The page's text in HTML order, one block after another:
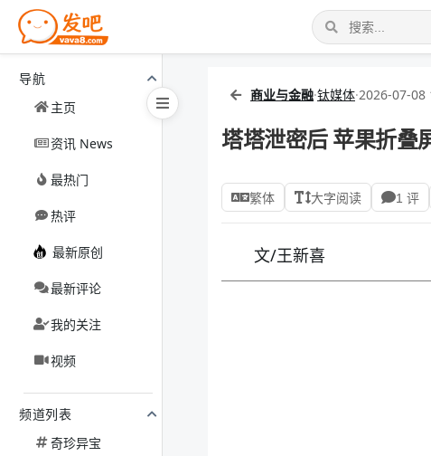
导航
主页
资讯 News
最热门
热评
最新原创
最新评论
我的关注
视频
频道列表
奇珍异宝
商业与金融·钛媒体·2026-07-08
塔塔泄密后 苹果折叠
繁体 大字阅读 1 评
文/王新喜